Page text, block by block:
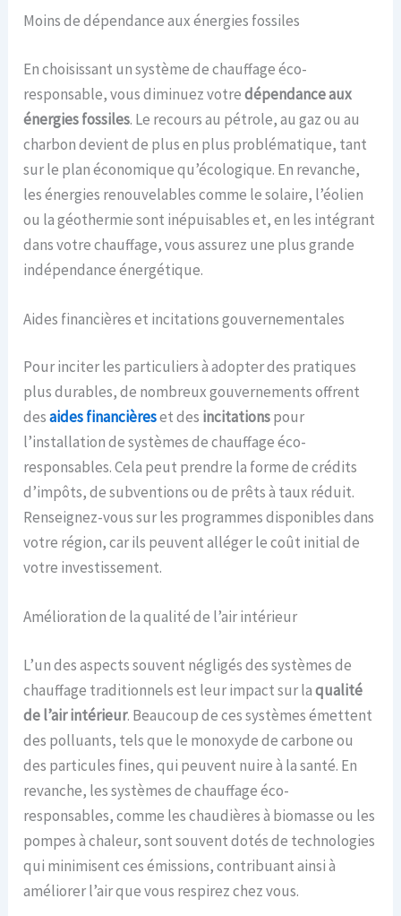
Moins de dépendance aux énergies fossiles
En choisissant un système de chauffage éco-
responsable, vous diminuez votredépendance aux
énergies fossiles. Le recours au pétrole, au gaz ou au
charbon devient de plus en plus problématique, tant
sur le plan économique qu’écologique. En revanche,
les énergies renouvelables comme le solaire, l’éolien
ou la géothermie sont inépuisables et, en les intégrant
dans votre chauffage, vous assurez une plus grande
indépendance énergétique.
Aides financières et incitations gouvernementales
Pour inciter les particuliers à adopter des pratiques
plus durables, de nombreux gouvernements offrent
desaides financièreset des incitationspour
l’installation de systèmes de chauffage éco-
responsables. Cela peut prendre la forme de crédits
d’impôts, de subventions ou de prêts à taux réduit.
Renseignez-vous sur les programmes disponibles dans
votre région, car ils peuvent alléger le coût initial de
votre investissement.
Amélioration de la qualité de l’air intérieur
L’un des aspects souvent négligés des systèmes de
chauffage traditionnels est leur impact sur laqualité
de l’air intérieur. Beaucoup de ces systèmes émettent
des polluants, tels que le monoxyde de carbone ou
des particules fines, qui peuvent nuire à la santé. En
revanche, les systèmes de chauffage éco-
responsables, comme les chaudières à biomasse ou les
pompes à chaleur, sont souvent dotés de technologies
qui minimisent ces émissions, contribuant ainsi à
améliorer l’air que vous respirez chez vous.